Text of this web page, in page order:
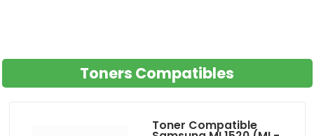
Toners Compatibles
Toner Compatible